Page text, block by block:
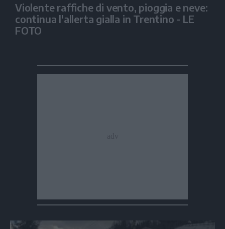
Violente raffiche di vento, pioggia e neve:
continua l'allerta gialla in Trentino - LE
FOTO